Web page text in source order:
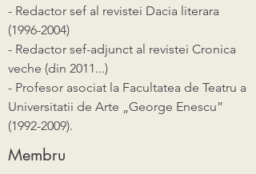
Membru
- Redactor sef al revistei Dacia literara
(1996-2004)
- Redactor sef-adjunct al revistei Cronica
veche (din 2011...)
- Profesor asociat la Facultatea de Teatru a
Universitatii de Arte „George Enescu”
(1992-2009).